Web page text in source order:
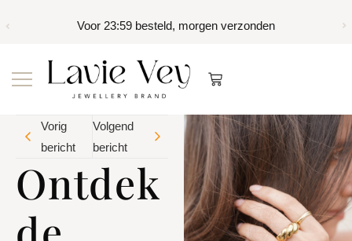
Voor 23:59 besteld, morgen verzonden
Vorig
bericht
Volgend
bericht
Ontdek